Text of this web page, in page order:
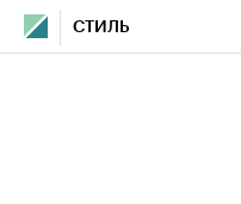
СТИЛЬ